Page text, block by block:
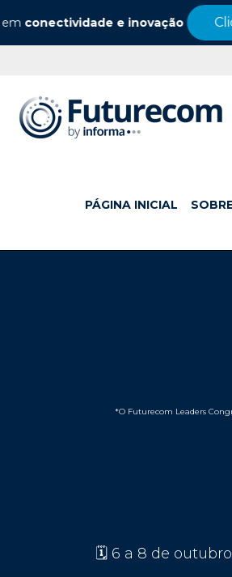
e inovação Clique
PÁGINA INICIAL
*O Futurecom Leaders
🗓️ 6 a 8 de